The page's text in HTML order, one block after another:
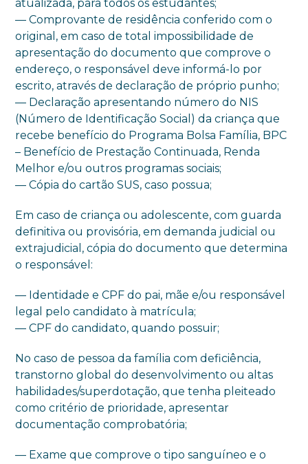
atualizada, para todos os estudantes;
— Comprovante de residência conferido com o
original, em caso de total impossibilidade de
apresentação do documento que comprove o
endereço, o responsável deve informá-lo por
escrito, através de declaração de próprio punho;
— Declaração apresentando número do NIS
(Número de Identificação Social) da criança que
recebe benefício do Programa Bolsa Família, BPC
– Benefício de Prestação Continuada, Renda
Melhor e/ou outros programas sociais;
— Cópia do cartão SUS, caso possua;
Em caso de criança ou adolescente, com guarda
definitiva ou provisória, em demanda judicial ou
extrajudicial, cópia do documento que determina
o responsável:
— Identidade e CPF do pai, mãe e/ou responsável
legal pelo candidato à matrícula;
— CPF do candidato, quando possuir;
No caso de pessoa da família com deficiência,
transtorno global do desenvolvimento ou altas
habilidades/superdotação, que tenha pleiteado
como critério de prioridade, apresentar
documentação comprobatória;
— Exame que comprove o tipo sanguíneo e o